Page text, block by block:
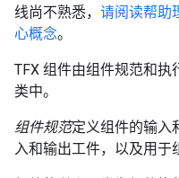
线尚不熟悉， 请阅读帮助
心概念。
TFX 组件由组件规范和执
类中。
组件规范定义组件的输入
入和输出工件，以及用于